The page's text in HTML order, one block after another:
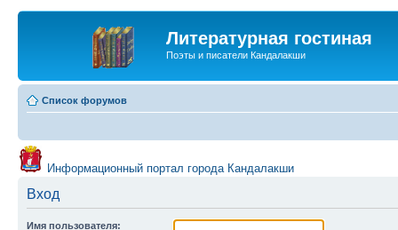
Литературная гостиная
Поэты и писатели Кандалакши
Список форумов
Информационный портал города Кандалакши
Вход
Имя пользователя: